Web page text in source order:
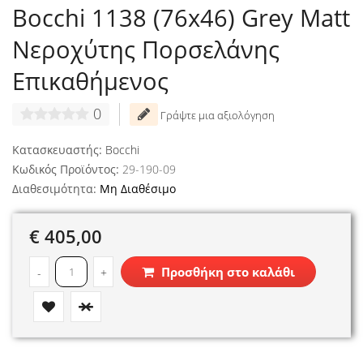
Bocchi 1138 (76x46) Grey Matt
Νεροχύτης Πορσελάνης
Επικαθήμενος
0 Γράψτε μια αξιολόγηση
Κατασκευαστής: Bocchi
Κωδικός Προϊόντος: 29-190-09
Διαθεσιμότητα: Μη Διαθέσιμο
€ 405,00
- + Προσθήκη στο καλάθι